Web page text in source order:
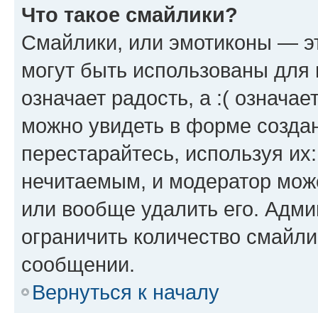
Что такое смайлики?
Смайлики, или эмотиконы —
могут быть использованы
означает радость, а :(
можно увидеть в форме
перестарайтесь, используя
нечитаемым, и модератор
или вообще удалить его.
ограничить количество
сообщении.
Вернуться к началу